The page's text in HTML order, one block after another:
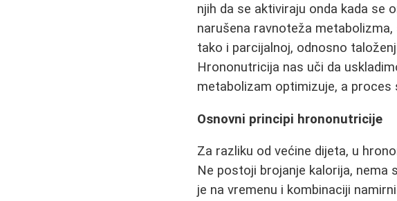
njih da se aktiviraju onda kada se
narušena ravnoteža
tako i parcijalnoj, odnosno
Hrononutricija nas uči da
metabolizam optimizuje, a
Osnovni principi hrononutricije
Za razliku od većine dijeta, u
Ne postoji brojanje kalorija,
je na vremenu i kombinaciji